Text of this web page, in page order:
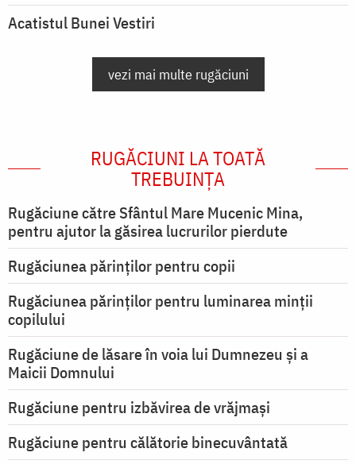
Acatistul Bunei Vestiri
vezi mai multe rugăciuni
RUGĂCIUNI LA TOATĂ
TREBUINȚA
Rugăciune către Sfântul Mare Mucenic Mina,
pentru ajutor la găsirea lucrurilor pierdute
Rugăciunea părinților pentru copii
Rugăciunea părinților pentru luminarea minţii
copilului
Rugăciune de lăsare în voia lui Dumnezeu şi a
Maicii Domnului
Rugăciune pentru izbăvirea de vrăjmași
Rugăciune pentru călătorie binecuvântată